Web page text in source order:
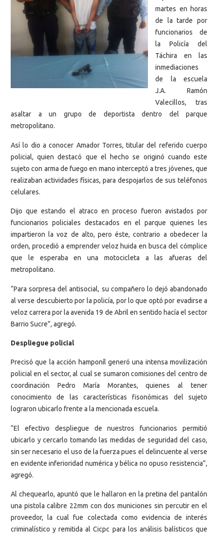
martes en horas
de la tarde por
funcionarios de
la Policía del
Táchira en las
inmediaciones
de la escuela
J.A. Ramón
Valecillos, tras
asaltar a un grupo de deportista dentro del parque
metropolitano.
Así lo dio a conocer Amador Torres, titular del referido cuerpo
policial, quien destacó que el hecho se originó cuando este
sujeto con arma de fuego en mano interceptó a tres jóvenes, que
realizaban actividades físicas, para despojarlos de sus teléfonos
celulares.
Dijo que estando el atraco en proceso fueron avistados por
funcionarios policiales destacados en el parque quienes les
impartieron la voz de alto, pero éste, contrario a obedecer la
orden, procedió a emprender veloz huida en busca del cómplice
que le esperaba en una motocicleta a las afueras del
metropolitano.
“Para sorpresa del antisocial, su compañero lo dejó abandonado
al verse descubierto por la policía, por lo que optó por evadirse a
veloz carrera por la avenida 19 de Abril en sentido hacía el sector
Barrio Sucre”, agregó.
Despliegue policial
Precisó que la acción hamponíl generó una intensa movilización
policial en el sector, al cual se sumaron comisiones del centro de
coordinación Pedro María Morantes, quienes al tener
conocimiento de las características fisonómicas del sujeto
lograron ubicarlo frente a la mencionada escuela.
“El efectivo despliegue de nuestros funcionarios permitió
ubicarlo y cercarlo tomando las medidas de seguridad del caso,
sin ser necesario el uso de la fuerza pues el delincuente al verse
en evidente inferioridad numérica y bélica no opuso resistencia”,
agregó.
Al chequearlo, apuntó que le hallaron en la pretina del pantalón
una pistola calibre 22mm con dos municiones sin percutir en el
proveedor, la cual fue colectada como evidencia de interés
criminalístico y remitida al Cicpc para los análisis balísticos que